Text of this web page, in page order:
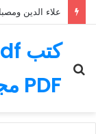
علاء الدين
PDF مجاناعن